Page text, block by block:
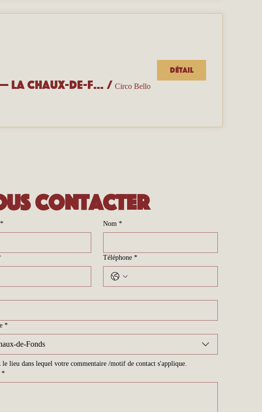
Portes ouvertes de l’école Circo Bello — La Chaux-de-Fonds /Circo Bello
Détail
contacter
* Nom *
Téléphone *
*
de-Fonds
le lieu dans lequel votre commentaire /motif de contact s'applique.
*